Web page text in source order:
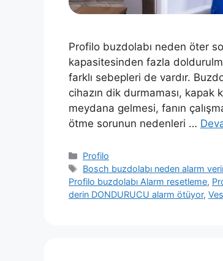
Profilo buzdolabı neden öter
kapasitesinden fazla
farklı sebepleri de vardır.
cihazın dik durmaması, kapak
meydana gelmesi, fanın
ötme sorunun nedenleri …
Kategoriler
Profilo
Etiketler
Bosch buzdolabı neden alarm
Profilo buzdolabı Alarm resetleme,
derin DONDURUCU alarm ötüyor,